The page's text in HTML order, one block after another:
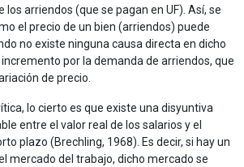
los arriendos (que se pagan en UF). Así, se
el precio de un bien (arriendos) puede
no existe ninguna causa directa en dicho
por la demanda de arriendos, que
de precio.
lo cierto es que existe una disyuntiva
entre el valor real de los salarios y el
plazo (Brechling, 1968). Es decir, si hay un
mercado del trabajo, dicho mercado se